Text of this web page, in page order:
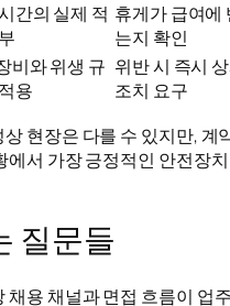
간의 실제 적 휴게가 급여에
는지 확인
비와 위생 규
용
위반 시 즉시
조치 요구
현장은 다를 수 있지만, 계
에서 가장 긍정적인 안전장
질문들
채용 채널과 면접 흐름이 업